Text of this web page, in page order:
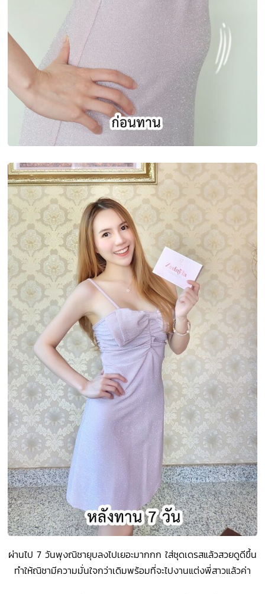
ผ่านไป 7 วันพุงณิชายุบลงไปเยอะมากกก ใส่ชุดเดรสแล้วสวยดูดีขึ้น
ทำให้ณิชามีความมั่นใจกว่าเดิมพร้อมที่จะไปงานแต่งพี่สาวแล้วค่า